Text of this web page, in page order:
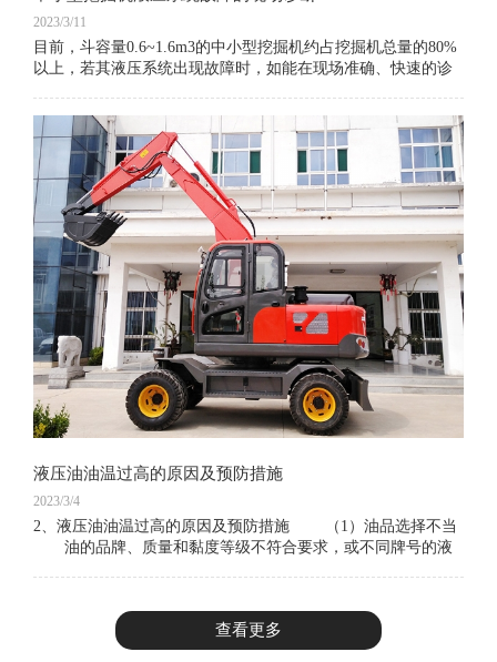
2023/3/11
目前，斗容量0.6~1.6m3的中小型挖掘机约占挖掘机总量的80%
以上，若其液压系统出现故障时，如能在现场准确、快速的诊
液压油油温过高的原因及预防措施
2023/3/4
2、液压油油温过高的原因及预防措施 （1）油品选择不当
油的品牌、质量和黏度等级不符合要求，或不同牌号的液
查看更多